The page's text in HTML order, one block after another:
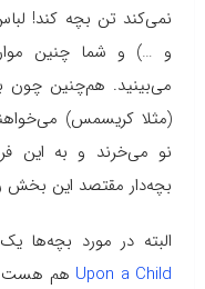
نمی‌کند تن بچه کند!
و …) و شما چنین
می‌بینید. هم‌چنین چون
(مثلا کریسمس)
نو می‌خرند و به این
بچه‌دار مقتصد این بخش را
البته در مورد بچه‌ها
Upon a Child هم هست